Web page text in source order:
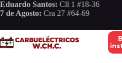
Saltar
al
Eduardo Santos: Cll 1 #18-36
7 de Agosto: Cra 27 #64-69